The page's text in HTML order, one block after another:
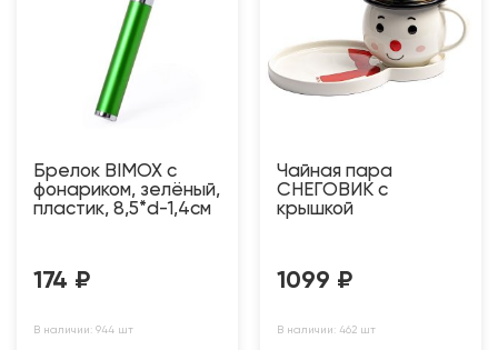
Брелок BIMOX с
фонариком, зелёный,
пластик, 8,5*d-1,4см
174 ₽
В наличии: 944 шт
Чайная пара
СНЕГОВИК с
крышкой
1099 ₽
В наличии: 462 шт